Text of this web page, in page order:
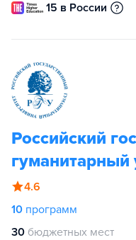
15 в России
Российский
гуманитарный
4.6
10 программ
30 бюджетных мест